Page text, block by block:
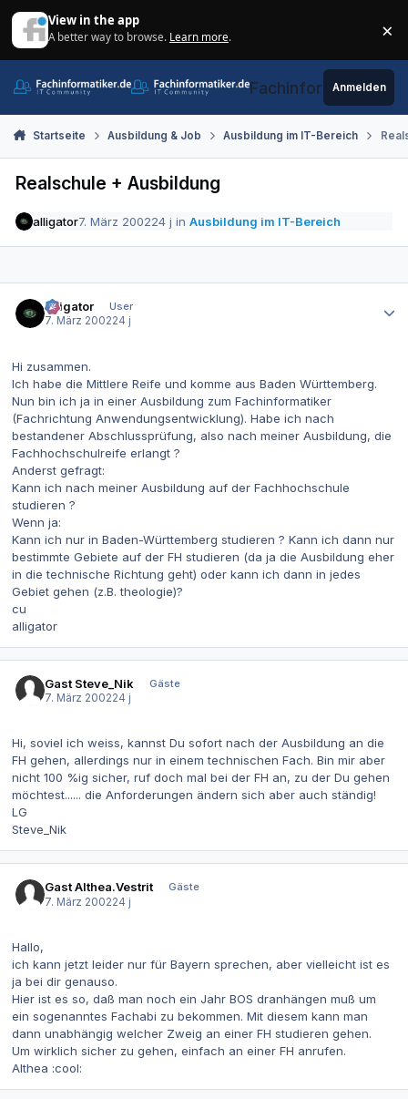
View in the app
A better way to browse. Learn more. ×
Fachinformatiker.de
Anmelden
Startseite Ausbildung & Job Ausbildung im IT-Bereich
Realschule + Ausbildung
alligator7. März 200224 j inAusbildung im IT-Bereich
alligator
User
7. März 200224 j
Hi zusammen.
Ich habe die Mittlere Reife und komme aus Baden Württemberg.
Nun bin ich ja in einer Ausbildung zum Fachinformatiker
(Fachrichtung Anwendungsentwicklung). Habe ich nach
bestandener Abschlussprüfung, also nach meiner Ausbildung, die
Fachhochschulreife erlangt ?
Anderst gefragt:
Kann ich nach meiner Ausbildung auf der Fachhochschule
studieren ?
Wenn ja:
Kann ich nur in Baden-Württemberg studieren ? Kann ich dann nur
bestimmte Gebiete auf der FH studieren (da ja die Ausbildung eher
in die technische Richtung geht) oder kann ich dann in jedes
Gebiet gehen (z.B. theologie)?
cu
alligator
Gast Steve_Nik
Gäste
7. März 200224 j
Hi, soviel ich weiss, kannst Du sofort nach der Ausbildung an die
FH gehen, allerdings nur in einem technischen Fach. Bin mir aber
nicht 100 %ig sicher, ruf doch mal bei der FH an, zu der Du gehen
möchtest...... die Anforderungen ändern sich aber auch ständig!
LG
Steve_Nik
Gast Althea.Vestrit
Gäste
7. März 200224 j
Hallo,
ich kann jetzt leider nur für Bayern sprechen, aber vielleicht ist es
ja bei dir genauso.
Hier ist es so, daß man noch ein Jahr BOS dranhängen muß um
ein sogenanntes Fachabi zu bekommen. Mit diesem kann man
dann unabhängig welcher Zweig an einer FH studieren gehen.
Um wirklich sicher zu gehen, einfach an einer FH anrufen.
Althea :cool: